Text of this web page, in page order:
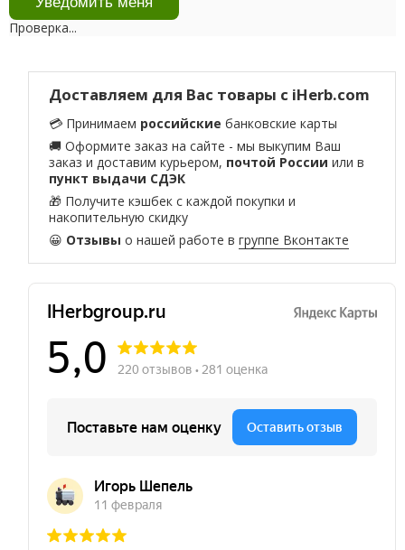
Проверка...
Доставляем для Вас товары с iHerb.com
💳 Принимаем российские банковские карты
🚚 Оформите заказ на сайте - мы выкупим Ваш
заказ и доставим курьером, почтой России или в
пункт выдачи СДЭК
🎁 Получите кэшбек с каждой покупки и
накопительную скидку
😀 Отзывы о нашей работе вгруппе Вконтакте